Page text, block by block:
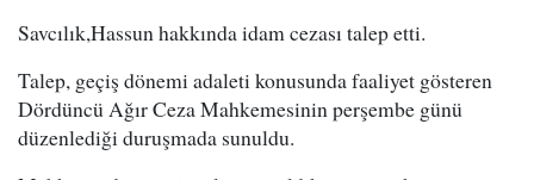
Savcılık,Hassun hakkında idam cezası talep etti.
Talep, geçiş dönemi adaleti konusunda faaliyet gösteren
Dördüncü Ağır Ceza Mahkemesinin perşembe günü
düzenlediği duruşmada sunuldu.